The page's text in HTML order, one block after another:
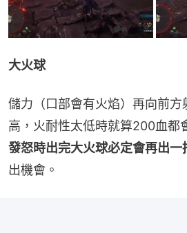
大火球
儲力（口部會有火焰）再向前方
高，火耐性太低時就算200血都
發怒時出完大火球必定會再出一
出機會。